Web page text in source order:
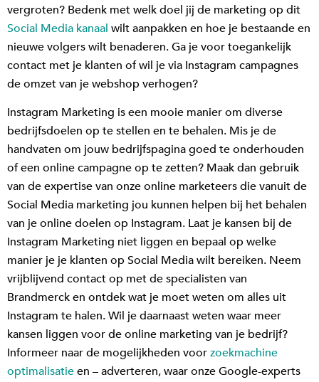
vergroten? Bedenk met welk doel jij de marketing op dit
Social Media kanaal wilt aanpakken en hoe je bestaande en
nieuwe volgers wilt benaderen. Ga je voor toegankelijk
contact met je klanten of wil je via Instagram campagnes
de omzet van je webshop verhogen?
Instagram Marketing is een mooie manier om diverse
bedrijfsdoelen op te stellen en te behalen. Mis je de
handvaten om jouw bedrijfspagina goed te onderhouden
of een online campagne op te zetten? Maak dan gebruik
van de expertise van onze online marketeers die vanuit de
Social Media marketing jou kunnen helpen bij het behalen
van je online doelen op Instagram. Laat je kansen bij de
Instagram Marketing niet liggen en bepaal op welke
manier je je klanten op Social Media wilt bereiken. Neem
vrijblijvend contact op met de specialisten van
Brandmerck en ontdek wat je moet weten om alles uit
Instagram te halen. Wil je daarnaast weten waar meer
kansen liggen voor de online marketing van je bedrijf?
Informeer naar de mogelijkheden voorzoekmachine
optimalisatieen – adverteren, waar onze Google-experts